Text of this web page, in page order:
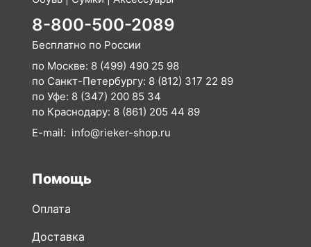
8-800-500-2089
Бесплатно по России
по Москве: 8 (499) 490 25 98
по Санкт-Петербургу: 8 (812) 317 22 89
по Уфе: 8 (347) 200 85 34
по Краснодару: 8 (861) 205 44 89
E-mail: info@rieker-shop.ru
Помощь
Оплата
Доставка